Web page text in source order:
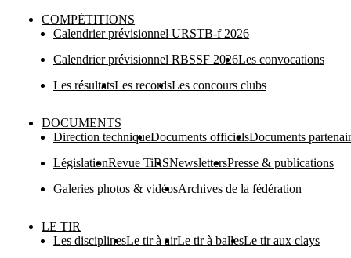
COMPĖTITIONS
Calendrier prévisionnel URSTB-f 2026
Calendrier prévisionnel RBSSF 2026Les convocations
Les résultatsLes recordsLes concours clubs
DOCUMENTS
Direction techniqueDocuments officielsDocuments
LégislationRevue TiRSNewslettersPresse & publications
Galeries photos & vidéosArchives de la fédération
LE TIR
Les disciplinesLe tir à airLe tir à ballesLe tir aux clays